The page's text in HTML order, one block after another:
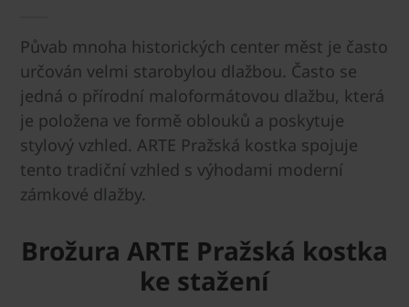
Půvab mnoha historických center měst je často
určován velmi starobylou dlažbou. Často se
jedná o přírodní maloformátovou dlažbu, která
je položena ve formě oblouků a poskytuje
stylový vzhled. ARTE Pražská kostka spojuje
tento tradiční vzhled s výhodami moderní
zámkové dlažby.
Brožura ARTE Pražská kostka
ke stažení